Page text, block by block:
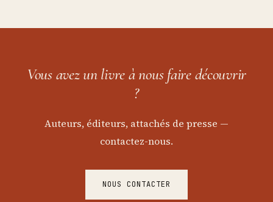
Vous avez un livre à nous faire découvrir
?
Auteurs, éditeurs, attachés de presse —
contactez-nous.
NOUS CONTACTER